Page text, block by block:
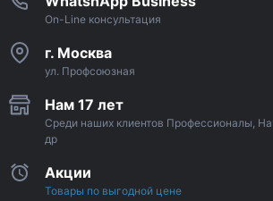
On-Line консультация
г. Москва
ул. Профсоюзная
Нам 17 лет
Среди наших клиентов Профессионалы,
др
Акции
Товары по выгодной цене